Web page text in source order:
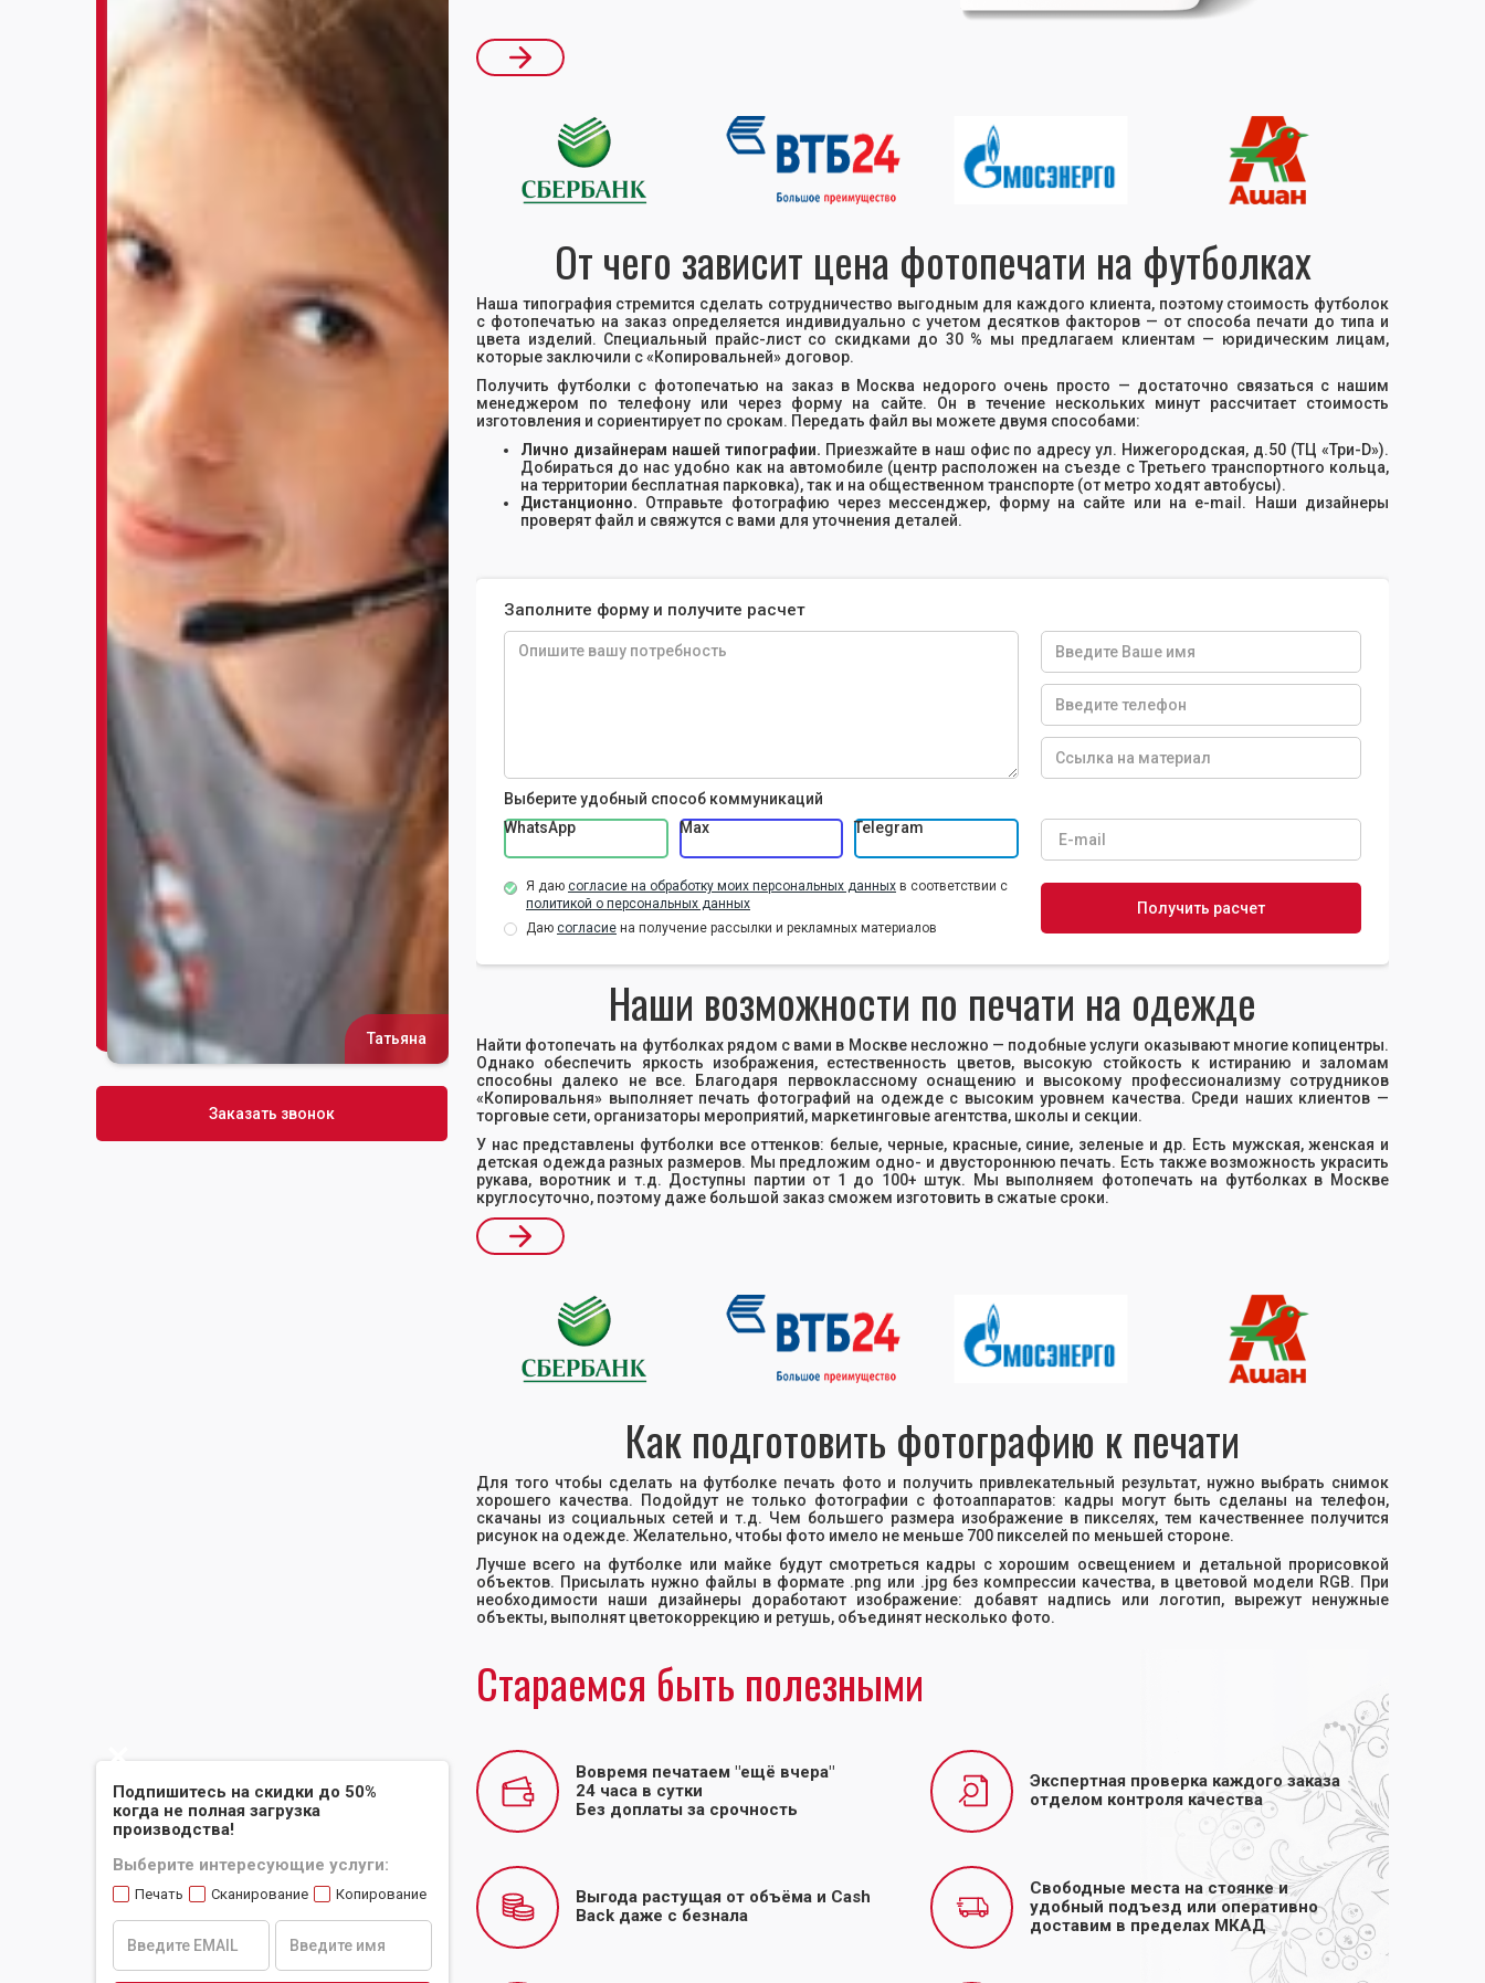
Сусана
Заказать звонок
Подпишитесь на скидки до 50%
когда не полная загрузка
производства!
Выберите интересующие услуги:
Печать Сканирование Копирование
От чего зависит цена фотопечати на футболках
Наша типография стремится сделать сотрудничество выгодным для каждого клиента, поэтому стоимость футболок
с фотопечатью на заказ определяется индивидуально с учетом десятков факторов — от способа печати до типа и
цвета изделий. Специальный прайс-лист со скидками до 30 % мы предлагаем клиентам — юридическим лицам,
которые заключили с «Копировальней» договор.
Получить футболки с фотопечатью на заказ в Москва недорого очень просто — достаточно связаться с нашим
менеджером по телефону или через форму на сайте. Он в течение нескольких минут рассчитает стоимость
изготовления и сориентирует по срокам. Передать файл вы можете двумя способами:
Лично дизайнерам нашей типографии. Приезжайте в наш офис по адресу ул. Нижегородская, д.50 (ТЦ «Три-D»).
Добираться до нас удобно как на автомобиле (центр расположен на съезде с Третьего транспортного кольца,
на территории бесплатная парковка), так и на общественном транспорте (от метро ходят автобусы).
Дистанционно. Отправьте фотографию через мессенджер, форму на сайте или на e-mail. Наши дизайнеры
проверят файл и свяжутся с вами для уточнения деталей.
Заполните форму и получите расчет
Выберите удобный способ коммуникаций
WhatsApp
Max Telegram
Я даю согласие на обработку моих персональных данных в соответствии с
политикой о персональных данных
Даю согласие на получение рассылки и рекламных материалов
Наши возможности по печати на одежде
Найти фотопечать на футболках рядом с вами в Москве несложно — подобные услуги оказывают многие копицентры.
Однако обеспечить яркость изображения, естественность цветов, высокую стойкость к истиранию и заломам
способны далеко не все. Благодаря первоклассному оснащению и высокому профессионализму сотрудников
«Копировальня» выполняет печать фотографий на одежде с высоким уровнем качества. Среди наших клиентов —
торговые сети, организаторы мероприятий, маркетинговые агентства, школы и секции.
У нас представлены футболки все оттенков: белые, черные, красные, синие, зеленые и др. Есть мужская, женская и
детская одежда разных размеров. Мы предложим одно- и двустороннюю печать. Есть также возможность украсить
рукава, воротник и т.д. Доступны партии от 1 до 100+ штук. Мы выполняем фотопечать на футболках в Москве
круглосуточно, поэтому даже большой заказ сможем изготовить в сжатые сроки.
Как подготовить фотографию к печати
Для того чтобы сделать на футболке печать фото и получить привлекательный результат, нужно выбрать снимок
хорошего качества. Подойдут не только фотографии с фотоаппаратов: кадры могут быть сделаны на телефон,
скачаны из социальных сетей и т.д. Чем большего размера изображение в пикселях, тем качественнее получится
рисунок на одежде. Желательно, чтобы фото имело не меньше 700 пикселей по меньшей стороне.
Лучше всего на футболке или майке будут смотреться кадры с хорошим освещением и детальной прорисовкой
объектов. Присылать нужно файлы в формате .png или .jpg без компрессии качества, в цветовой модели RGB. При
необходимости наши дизайнеры доработают изображение: добавят надпись или логотип, вырежут ненужные
объекты, выполнят цветокоррекцию и ретушь, объединят несколько фото.
Стараемся быть полезными
Вовремя печатаем "ещё вчера"
24 часа в сутки
Без доплаты за срочность
Экспертная проверка каждого заказа
отделом контроля качества
Выгода растущая от объёма и Cash
Back даже с безнала
Свободные места на стоянке и
удобный подъезд или оперативно
доставим в пределах МКАД